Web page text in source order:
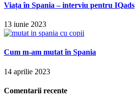
Viața în Spania – interviu pentru IQads
13 iunie 2023
Cum m-am mutat în Spania
14 aprilie 2023
Comentarii recente